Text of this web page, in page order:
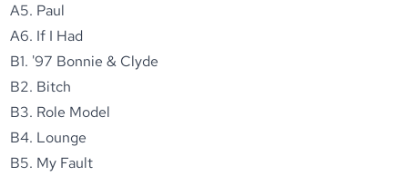
A5. Paul
A6. If I Had
B1. '97 Bonnie & Clyde
B2. Bitch
B3. Role Model
B4. Lounge
B5. My Fault